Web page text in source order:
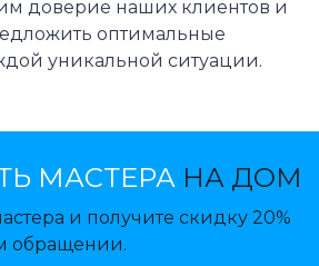
доверие наших клиентов и
оптимальные
уникальной ситуации.
МАСТЕРА НА ДОМ
и получите скидку 20%
обращении.